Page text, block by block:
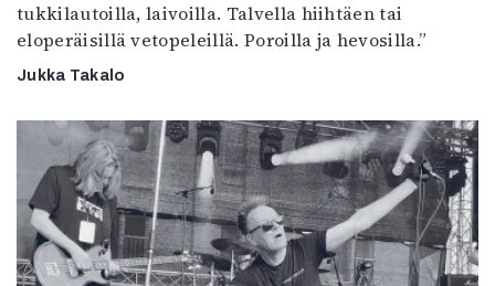
tukkilautoilla, laivoilla. Talvella hiihtäen tai
eloperäisillä vetopeleillä. Poroilla ja hevosilla.”
Jukka Takalo